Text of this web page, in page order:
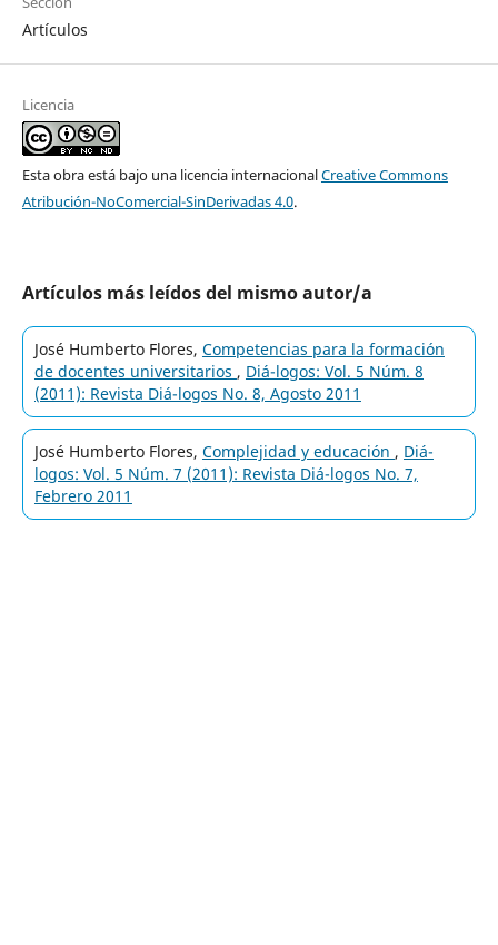
Artículos
Licencia
Esta obra está bajo una licencia internacionalCreative Commons
Atribución-NoComercial-SinDerivadas 4.0.
Artículos más leídos del mismo autor/a
José Humberto Flores, Competencias para la formación
de docentes universitarios , Diá-logos: Vol. 5 Núm. 8
(2011): Revista Diá-logos No. 8, Agosto 2011
José Humberto Flores, Complejidad y educación , Diá-
logos: Vol. 5 Núm. 7 (2011): Revista Diá-logos No. 7,
Febrero 2011